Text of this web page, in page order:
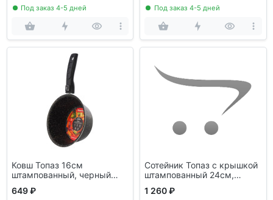
Под заказ 4-5 дней
Под заказ 4-5 дней
Ковш Топаз 16см
штампованный, черный
649 ₽
Сотейник Топаз с крышкой
штампованный 24см,
SA-SP11-24
1 260 ₽